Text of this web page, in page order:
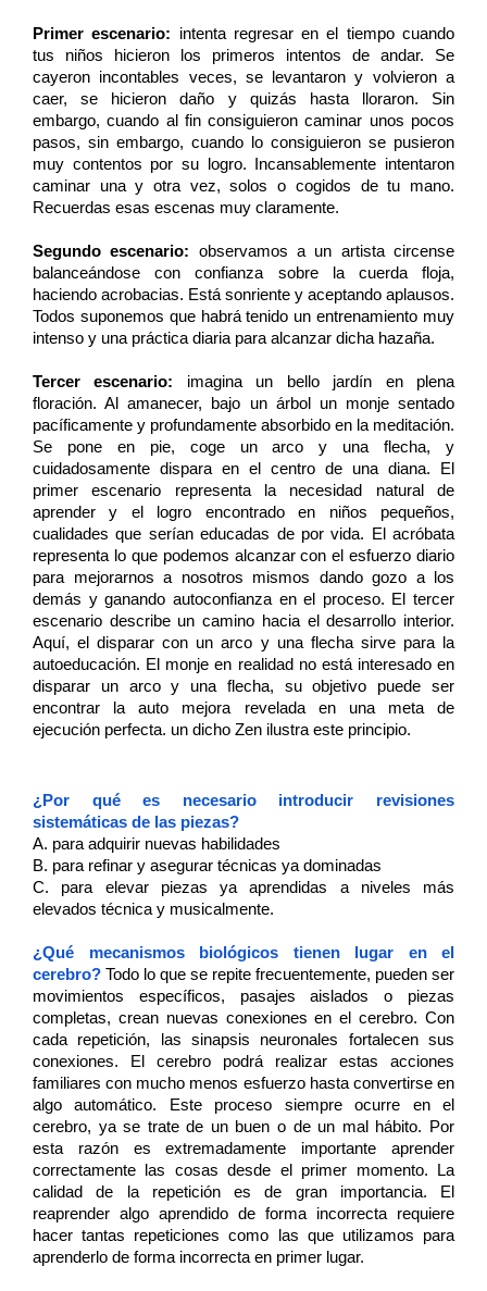
Primer escenario: intenta regresar en el tiempo cuando
tus niños hicieron los primeros intentos de andar. Se
cayeron incontables veces, se levantaron y volvieron a
caer, se hicieron daño y quizás hasta lloraron. Sin
embargo, cuando al fin consiguieron caminar unos pocos
pasos, sin embargo, cuando lo consiguieron se pusieron
muy contentos por su logro. Incansablemente intentaron
caminar una y otra vez, solos o cogidos de tu mano.
Recuerdas esas escenas muy claramente.
Segundo escenario: observamos a un artista circense
balanceándose con confianza sobre la cuerda floja,
haciendo acrobacias. Está sonriente y aceptando aplausos.
Todos suponemos que habrá tenido un entrenamiento muy
intenso y una práctica diaria para alcanzar dicha hazaña.
Tercer escenario: imagina un bello jardín en plena
floración. Al amanecer, bajo un árbol un monje sentado
pacíficamente y profundamente absorbido en la meditación.
Se pone en pie, coge un arco y una flecha, y
cuidadosamente dispara en el centro de una diana. El
primer escenario representa la necesidad natural de
aprender y el logro encontrado en niños pequeños,
cualidades que serían educadas de por vida. El acróbata
representa lo que podemos alcanzar con el esfuerzo diario
para mejorarnos a nosotros mismos dando gozo a los
demás y ganando autoconfianza en el proceso. El tercer
escenario describe un camino hacia el desarrollo interior.
Aquí, el disparar con un arco y una flecha sirve para la
autoeducación. El monje en realidad no está interesado en
disparar un arco y una flecha, su objetivo puede ser
encontrar la auto mejora revelada en una meta de
ejecución perfecta. un dicho Zen ilustra este principio.
¿Por qué es necesario introducir revisiones
sistemáticas de las piezas?
A. para adquirir nuevas habilidades
B. para refinar y asegurar técnicas ya dominadas
C. para elevar piezas ya aprendidas a niveles más
elevados técnica y musicalmente.
¿Qué mecanismos biológicos tienen lugar en el
cerebro? Todo lo que se repite frecuentemente, pueden ser
movimientos específicos, pasajes aislados o piezas
completas, crean nuevas conexiones en el cerebro. Con
cada repetición, las sinapsis neuronales fortalecen sus
conexiones. El cerebro podrá realizar estas acciones
familiares con mucho menos esfuerzo hasta convertirse en
algo automático. Este proceso siempre ocurre en el
cerebro, ya se trate de un buen o de un mal hábito. Por
esta razón es extremadamente importante aprender
correctamente las cosas desde el primer momento. La
calidad de la repetición es de gran importancia. El
reaprender algo aprendido de forma incorrecta requiere
hacer tantas repeticiones como las que utilizamos para
aprenderlo de forma incorrecta en primer lugar.